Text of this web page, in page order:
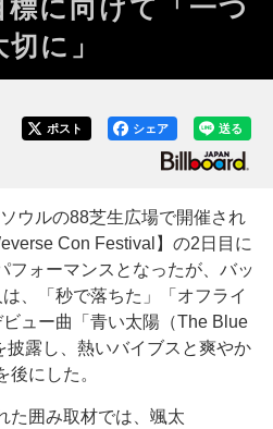
に向けて「一つ
に」
送る
シェア
ポスト
ウルの88芝生広場で開催され
Con Festival】の2日目に
フォーマンスとなったが、バッ
、「秒で落ちた」「オフライ
ュー曲「青い太陽（The Blue
披露し、熱いバイブスと爽やか
にした。
囲み取材では、颯太